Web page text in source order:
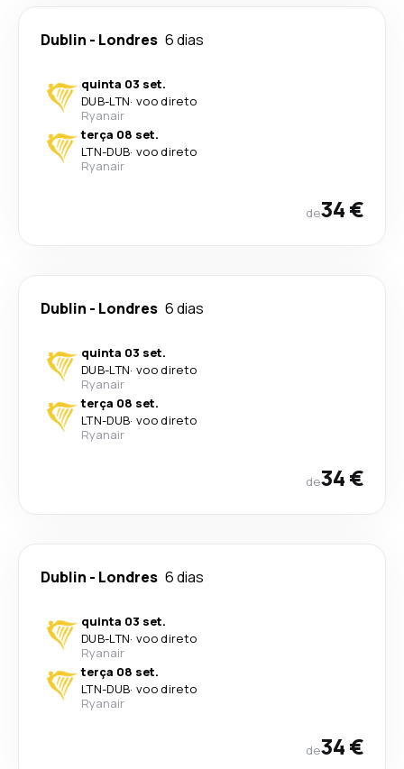
Dublin - Londres 6 dias
quinta 03 set.
DUB-LTN· voo direto
Ryanair
terça 08 set.
LTN-DUB· voo direto
Ryanair
de34 €
Dublin - Londres 6 dias
quinta 03 set.
DUB-LTN· voo direto
Ryanair
terça 08 set.
LTN-DUB· voo direto
Ryanair
de34 €
Dublin - Londres 6 dias
quinta 03 set.
DUB-LTN· voo direto
Ryanair
terça 08 set.
LTN-DUB· voo direto
Ryanair
de34 €